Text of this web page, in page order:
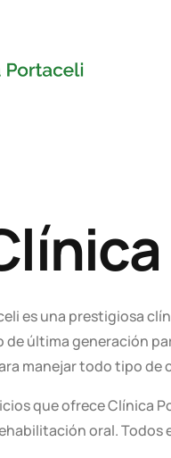
es una prestigiosa
última generación
manejar todo tipo de
que ofrece Clínica
oral.